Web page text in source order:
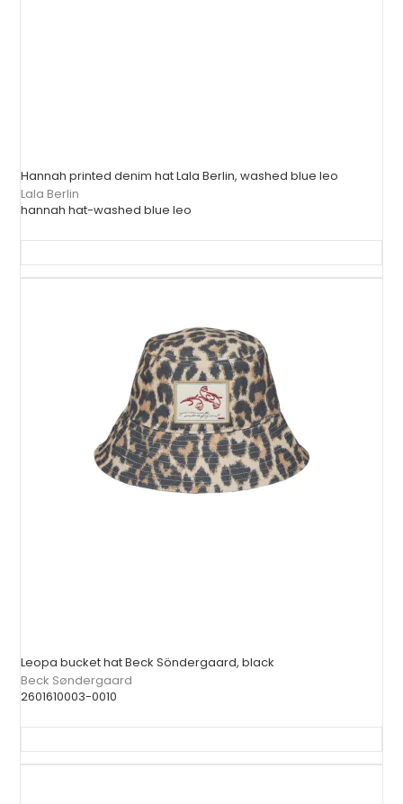
Hannah printed denim hat Lala Berlin, washed blue leo
Lala Berlin
hannah hat-washed blue leo
Leopa bucket hat Beck Söndergaard, black
Beck Søndergaard
2601610003-0010